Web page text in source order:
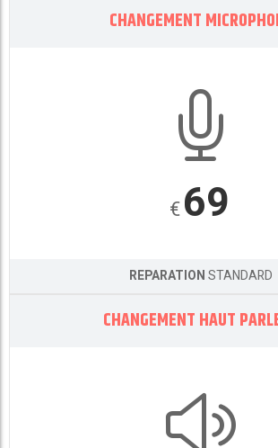
CHANGEMENT
€69
REPARATIONSTANDARD
CHANGEMENT HAUT